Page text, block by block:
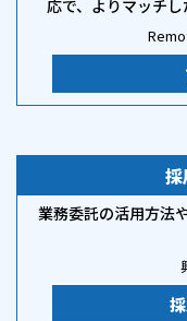
応で、よりマッチし
採
業務委託の活用方法